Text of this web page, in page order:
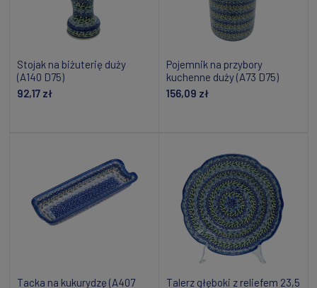
Stojak na biżuterię duży
(A140 D75)
92,17 zł
Pojemnik na przybory
kuchenne duży (A73 D75)
156,09 zł
Tacka na kukurydzę (A407
Talerz głęboki z reliefem 23,5